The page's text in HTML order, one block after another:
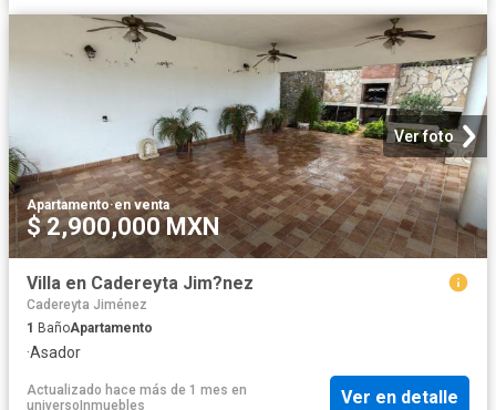
Ver foto
Apartamento·en venta
$ 2,900,000 MXN
Villa en Cadereyta Jim?nez
Cadereyta Jiménez
1 BañoApartamento
·Asador
Actualizado hace más de 1 mes en
universoInmuebles
Ver en detalle